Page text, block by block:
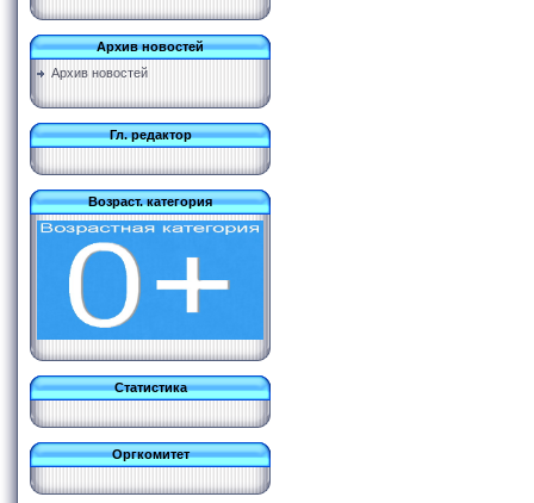
Архив новостей
Архив новостей
Гл. редактор
Возраст. категория
Статистика
Оргкомитет